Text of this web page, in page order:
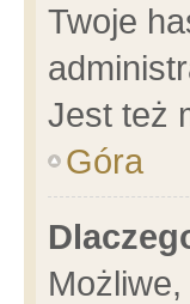
Twoje
Jest też
Góra